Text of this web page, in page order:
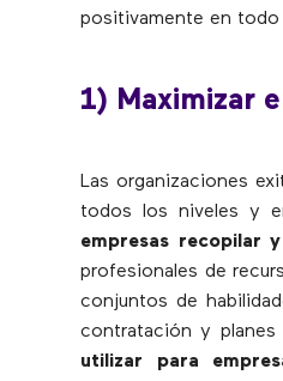
positivamente en
1) Maximizar
Las organizaciones
todos los niveles y
empresas recopilar
profesionales de
conjuntos de
contratación y
utilizar para